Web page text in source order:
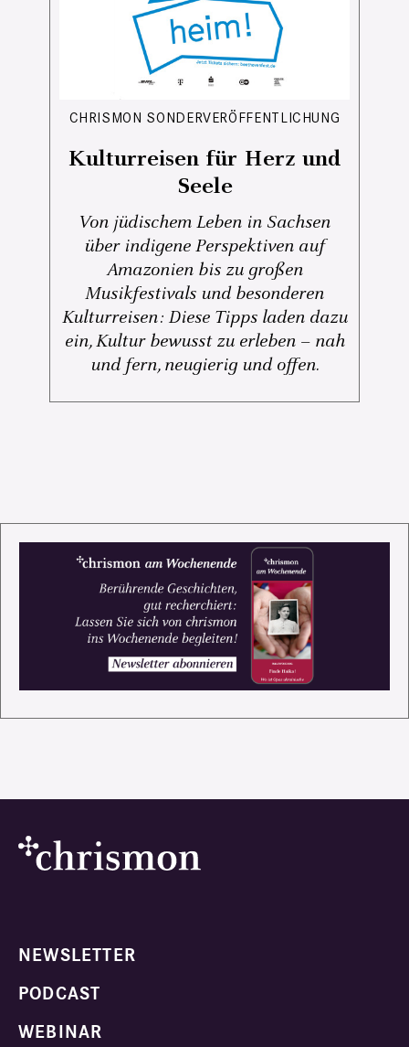
CHRISMON SONDERVERÖFFENTLICHUNG
Kulturreisen für Herz und
Seele
Von jüdischem Leben in Sachsen
über indigene Perspektiven auf
Amazonien bis zu großen
Musikfestivals und besonderen
Kulturreisen: Diese Tipps laden dazu
ein, Kultur bewusst zu erleben – nah
und fern, neugierig und offen.
NEWSLETTER
PODCAST
WEBINAR